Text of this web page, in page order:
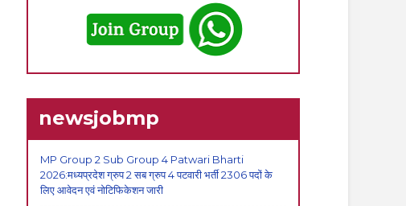
newsjobmp
MP Group 2 Sub Group 4 Patwari Bharti
2026:मध्यप्रदेश ग्रुप 2 सब ग्रुप 4 पटवारी भर्ती 2306 पदों के
लिए आवेदन एवं नोटिफिकेशन जारी